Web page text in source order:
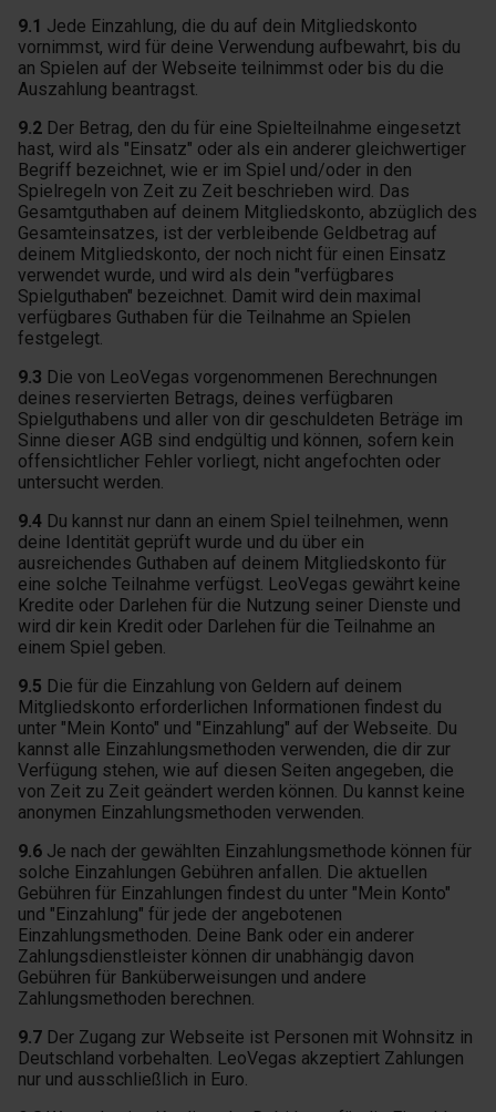
9.1 Jede Einzahlung, die du auf dein Mitgliedskonto
vornimmst, wird für deine Verwendung aufbewahrt, bis du
an Spielen auf der Webseite teilnimmst oder bis du die
Auszahlung beantragst.
9.2 Der Betrag, den du für eine Spielteilnahme eingesetzt
hast, wird als "Einsatz" oder als ein anderer gleichwertiger
Begriff bezeichnet, wie er im Spiel und/oder in den
Spielregeln von Zeit zu Zeit beschrieben wird. Das
Gesamtguthaben auf deinem Mitgliedskonto, abzüglich des
Gesamteinsatzes, ist der verbleibende Geldbetrag auf
deinem Mitgliedskonto, der noch nicht für einen Einsatz
verwendet wurde, und wird als dein "verfügbares
Spielguthaben" bezeichnet. Damit wird dein maximal
verfügbares Guthaben für die Teilnahme an Spielen
festgelegt.
9.3 Die von LeoVegas vorgenommenen Berechnungen
deines reservierten Betrags, deines verfügbaren
Spielguthabens und aller von dir geschuldeten Beträge im
Sinne dieser AGB sind endgültig und können, sofern kein
offensichtlicher Fehler vorliegt, nicht angefochten oder
untersucht werden.
9.4 Du kannst nur dann an einem Spiel teilnehmen, wenn
deine Identität geprüft wurde und du über ein
ausreichendes Guthaben auf deinem Mitgliedskonto für
eine solche Teilnahme verfügst. LeoVegas gewährt keine
Kredite oder Darlehen für die Nutzung seiner Dienste und
wird dir kein Kredit oder Darlehen für die Teilnahme an
einem Spiel geben.
9.5 Die für die Einzahlung von Geldern auf deinem
Mitgliedskonto erforderlichen Informationen findest du
unter "Mein Konto" und "Einzahlung" auf der Webseite. Du
kannst alle Einzahlungsmethoden verwenden, die dir zur
Verfügung stehen, wie auf diesen Seiten angegeben, die
von Zeit zu Zeit geändert werden können. Du kannst keine
anonymen Einzahlungsmethoden verwenden.
9.6 Je nach der gewählten Einzahlungsmethode können für
solche Einzahlungen Gebühren anfallen. Die aktuellen
Gebühren für Einzahlungen findest du unter "Mein Konto"
und "Einzahlung" für jede der angebotenen
Einzahlungsmethoden. Deine Bank oder ein anderer
Zahlungsdienstleister können dir unabhängig davon
Gebühren für Banküberweisungen und andere
Zahlungsmethoden berechnen.
9.7 Der Zugang zur Webseite ist Personen mit Wohnsitz in
Deutschland vorbehalten. LeoVegas akzeptiert Zahlungen
nur und ausschließlich in Euro.